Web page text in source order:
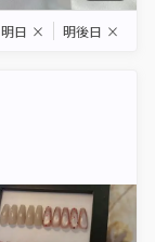
明日 × 明後日 ×